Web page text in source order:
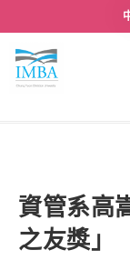
資管系高
之友獎」